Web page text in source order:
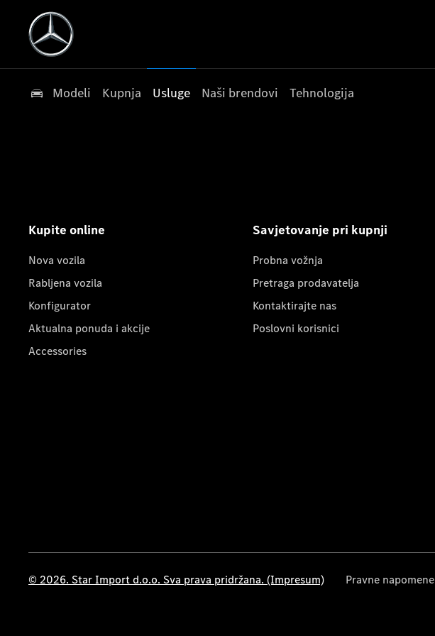
Modeli Kupnja Usluge Naši brendovi Tehnologija
Kupite online
Nova vozila
Rabljena vozila
Konfigurator
Aktualna ponuda i akcije
Accessories
Savjetovanje pri kupnji
Probna vožnja
Pretraga prodavatelja
Kontaktirajte nas
Poslovni korisnici
© 2026. Star Import d.o.o. Sva prava pridržana. (Impresum) Pravne napomene